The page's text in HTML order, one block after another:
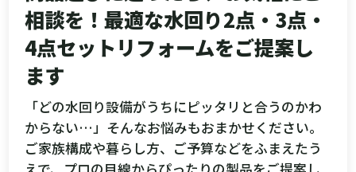
相談を！最適な水回り2点・3点・
4点セットリフォームをご提案し
ます
「どの水回り設備がうちにピッタリと合うのかわ
からない…」そんなお悩みもおまかせください。
ご家族構成や暮らし方、ご予算などをふまえたう